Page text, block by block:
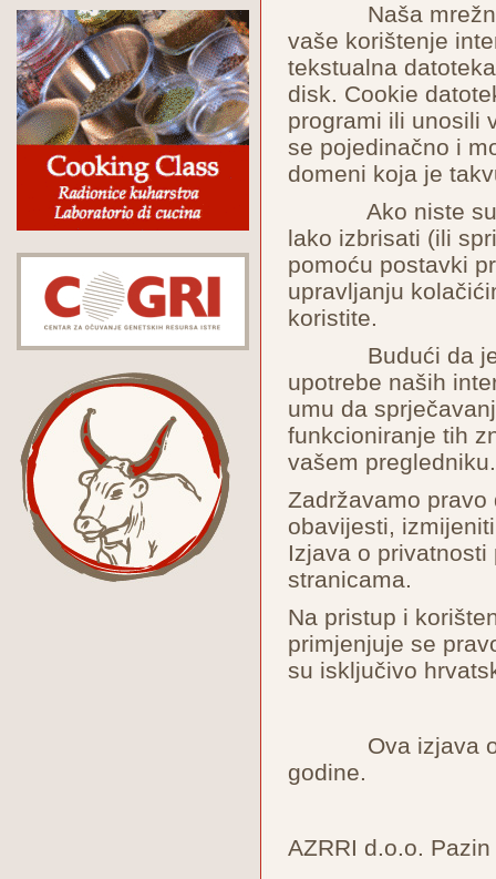
Naša mrežna
vaše korištenje
tekstualna
disk. Cookie
programi ili unosili
se pojedinačno i
domeni koja je
Ako niste
lako izbrisati (ili
pomoću postavki
upravljanju
koristite.
Budući da je
upotrebe naših
umu da
funkcioniranje tih
vašem
Zadržavamo
obavijesti,
Izjava o
stranicama.
Na pristup i
primjenjuje se
su isključivo
Ova izjava o
godine.
AZRRI d.o.o. Pazin